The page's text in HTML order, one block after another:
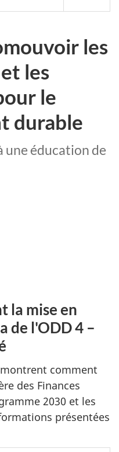
les
les
le
durable
une éducation de
la mise en
de l'ODD 4 –
comment
des Finances
2030 et les
présentées